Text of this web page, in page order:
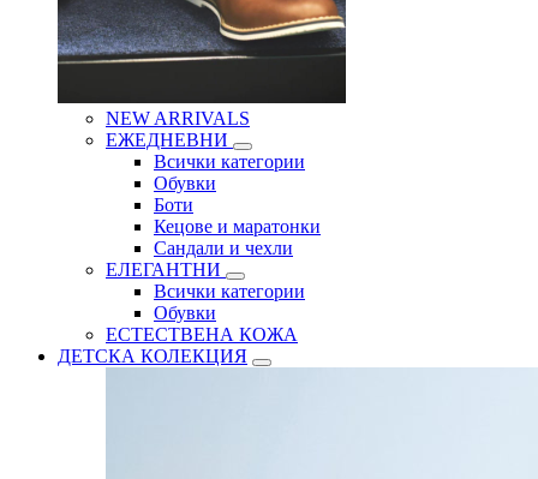
NEW ARRIVALS
ЕЖЕДНЕВНИ
Всички категории
Обувки
Боти
Кецове и маратонки
Сандали и чехли
ЕЛЕГАНТНИ
Всички категории
Обувки
ЕСТЕСТВЕНА КОЖА
ДЕТСКА КОЛЕКЦИЯ